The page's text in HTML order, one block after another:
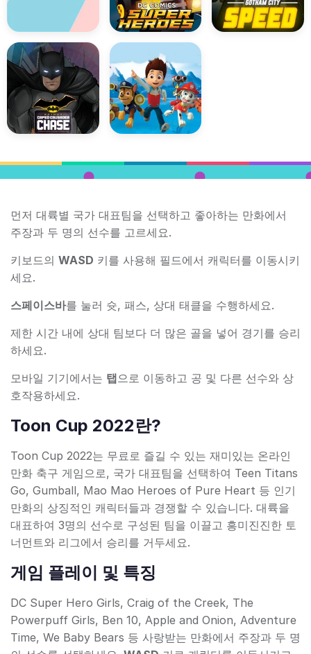
먼저 대륙별 국가 대표팀을 선택하고 좋아하는 만화에서
주장과 두 명의 선수를 고르세요.
키보드의 WASD 키를 사용해 필드에서 캐릭터를 이동시키
세요.
스페이스바를 눌러 슛, 패스, 상대 태클을 수행하세요.
제한 시간 내에 상대 팀보다 더 많은 골을 넣어 경기를 승리
하세요.
모바일 기기에서는 탭으로 이동하고 공 및 다른 선수와 상
호작용하세요.
Toon Cup 2022란?
Toon Cup 2022는 무료로 즐길 수 있는 재미있는 온라인
만화 축구 게임으로, 국가 대표팀을 선택하여 Teen Titans
Go, Gumball, Mao Mao Heroes of Pure Heart 등 인기
만화의 상징적인 캐릭터들과 경쟁할 수 있습니다. 대륙을
대표하여 3명의 선수로 구성된 팀을 이끌고 흥미진진한 토
너먼트와 리그에서 승리를 거두세요.
게임 플레이 및 특징
DC Super Hero Girls, Craig of the Creek, The
Powerpuff Girls, Ben 10, Apple and Onion, Adventure
Time, We Baby Bears 등 사랑받는 만화에서 주장과 두 명